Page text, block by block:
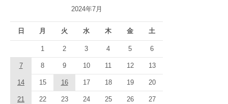
2024年7月
日 月 火 水 木 金 土
1 2 3 4 5 6
7 8 9 10 11 12 13
14 15 16 17 18 19 20
21 22 23 24 25 26 27